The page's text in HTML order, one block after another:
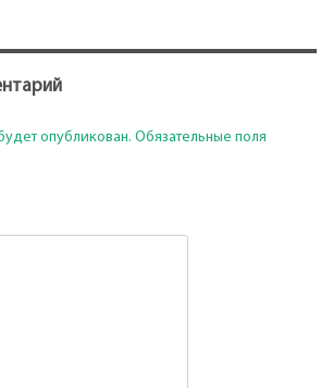
опубликован. Обязательные поля